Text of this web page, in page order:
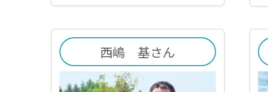
西嶋 基さん